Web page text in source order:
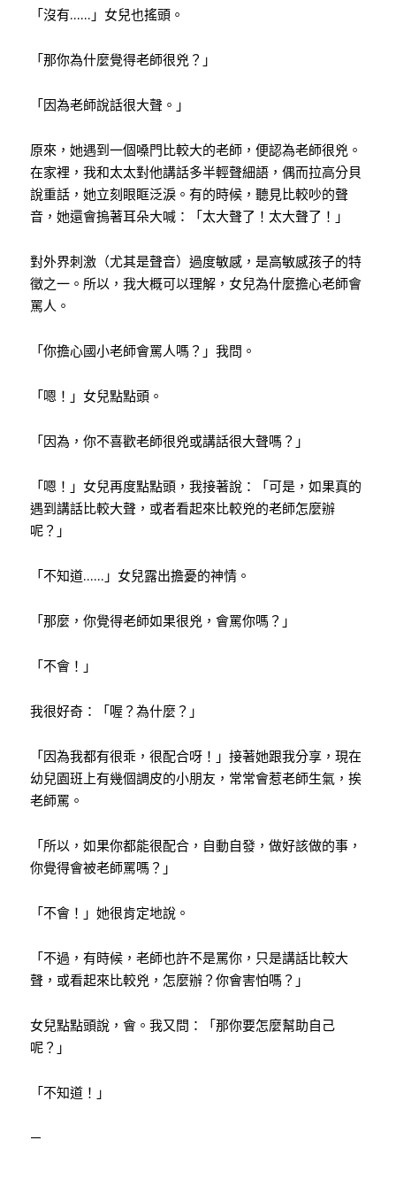
「沒有……」女兒也搖頭。
「那你為什麼覺得老師很兇？」
「因為老師說話很大聲。」
原來，她遇到一個嗓門比較大的老師，便認為老師很兇。
在家裡，我和太太對他講話多半輕聲細語，偶而拉高分貝
說重話，她立刻眼眶泛淚。有的時候，聽見比較吵的聲
音，她還會摀著耳朵大喊：「太大聲了！太大聲了！」
對外界刺激（尤其是聲音）過度敏感，是高敏感孩子的特
徵之一。所以，我大概可以理解，女兒為什麼擔心老師會
罵人。
「你擔心國小老師會罵人嗎？」我問。
「嗯！」女兒點點頭。
「因為，你不喜歡老師很兇或講話很大聲嗎？」
「嗯！」女兒再度點點頭，我接著說：「可是，如果真的
遇到講話比較大聲，或者看起來比較兇的老師怎麼辦
呢？」
「不知道……」女兒露出擔憂的神情。
「那麼，你覺得老師如果很兇，會罵你嗎？」
「不會！」
我很好奇：「喔？為什麼？」
「因為我都有很乖，很配合呀！」接著她跟我分享，現在
幼兒園班上有幾個調皮的小朋友，常常會惹老師生氣，挨
老師罵。
「所以，如果你都能很配合，自動自發，做好該做的事，
你覺得會被老師罵嗎？」
「不會！」她很肯定地說。
「不過，有時候，老師也許不是罵你，只是講話比較大
聲，或看起來比較兇，怎麼辦？你會害怕嗎？」
女兒點點頭說，會。我又問：「那你要怎麼幫助自己
呢？」
「不知道！」
—